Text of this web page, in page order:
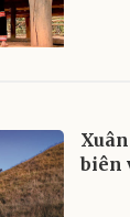
biên